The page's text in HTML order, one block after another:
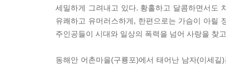
세밀하게 그려내고 있다. 황홀하고 달콤하면서도
유쾌하고 유머러스하게, 한편으로는 가슴이 아릴
주인공들이 시대와 일상의 폭력을 넘어 사랑을 찾
동해안 어촌마을(구룡포)에서 태어난 남자(이세